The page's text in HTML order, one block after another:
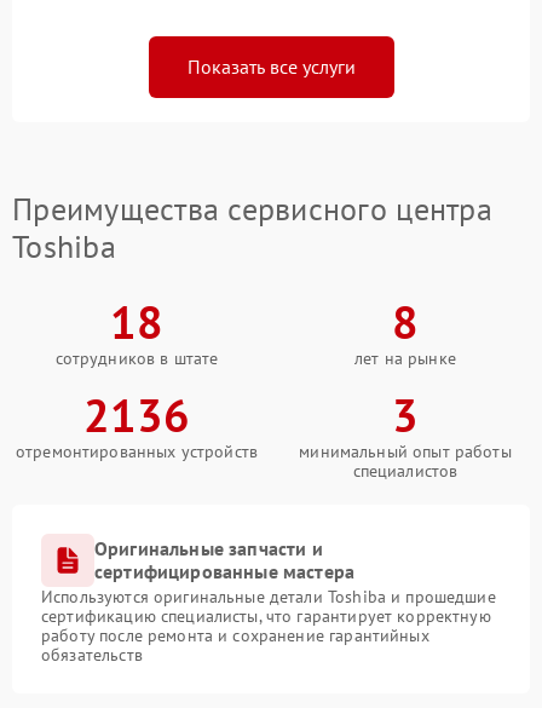
Показать все услуги
Преимущества сервисного центра
Toshiba
18
сотрудников в штате
8
лет на рынке
2136
отремонтированных устройств
3
минимальный опыт работы
специалистов
Оригинальные запчасти и
сертифицированные мастера
Используются оригинальные детали Toshiba и прошедшие
сертификацию специалисты, что гарантирует корректную
работу после ремонта и сохранение гарантийных
обязательств